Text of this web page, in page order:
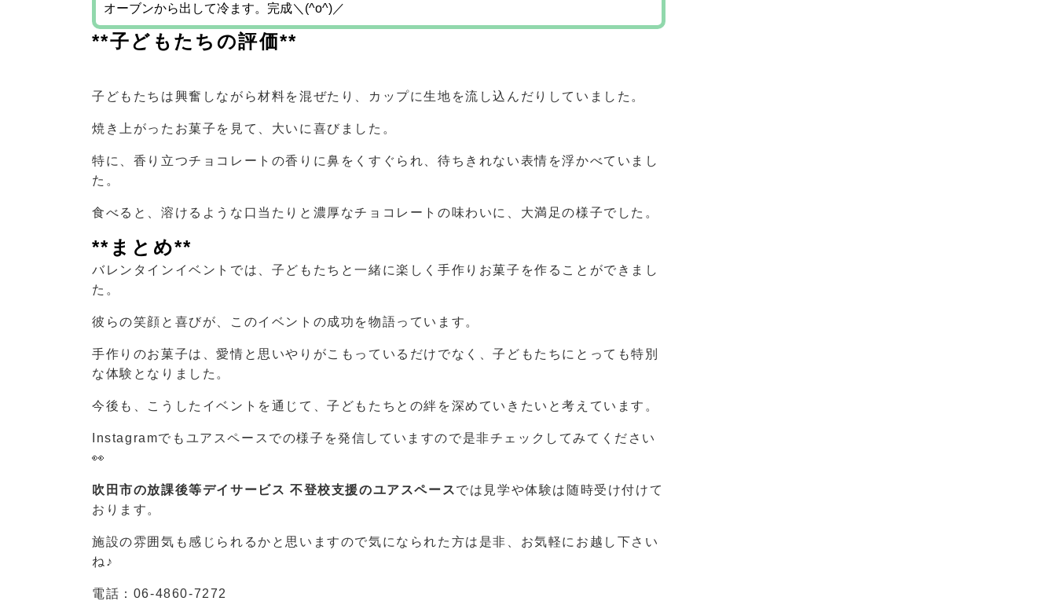
オーブンから出して冷ます。完成＼(^o^)／
**子どもたちの評価**
子どもたちは興奮しながら材料を混ぜたり、カップに生地を流し込んだりしていました。
焼き上がったお菓子を見て、大いに喜びました。
特に、香り立つチョコレートの香りに鼻をくすぐられ、待ちきれない表情を浮かべていまし
た。
食べると、溶けるような口当たりと濃厚なチョコレートの味わいに、大満足の様子でした。
**まとめ**
バレンタインイベントでは、子どもたちと一緒に楽しく手作りお菓子を作ることができまし
た。
彼らの笑顔と喜びが、このイベントの成功を物語っています。
手作りのお菓子は、愛情と思いやりがこもっているだけでなく、子どもたちにとっても特別
な体験となりました。
今後も、こうしたイベントを通じて、子どもたちとの絆を深めていきたいと考えています。
Instagramでもユアスペースでの様子を発信していますので是非チェックしてみてください
👀
吹田市の放課後等デイサービス 不登校支援のユアスペースでは見学や体験は随時受け付けて
おります。
施設の雰囲気も感じられるかと思いますので気になられた方は是非、お気軽にお越し下さい
ね♪
電話： 06-4860-7272